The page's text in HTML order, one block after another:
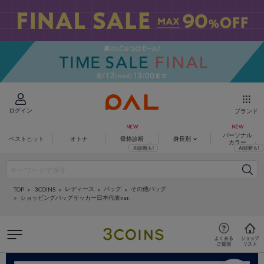
ログイン ブランド
ベストヒット オトナ 骨格診断 身長別
パーソナル
カラー
TOP 3COINS レディース バッグ
その他バッグ
ショッピングバッグサッカー日本代表ver.